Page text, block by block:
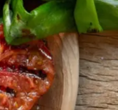
Gem opskrift
Vegansk
Vegetarisk
Vores version af den traditionelle
salat empedrat fra det catalanske
køkken. Spis den med brød som
en let frokost eller i et større
måltid som her. Salbitxada minder